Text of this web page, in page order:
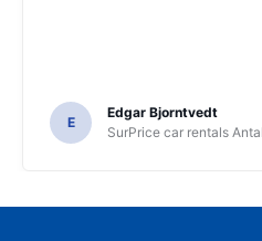
E
Edgar Bjorntvedt
SurPrice car rentals